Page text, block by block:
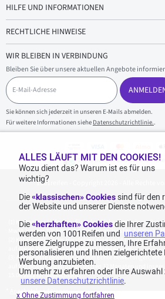
HILFE UND INFORMATIONEN
RECHTLICHE HINWEISE
WIR BLEIBEN IN VERBINDUNG
Bleiben Sie über unsere aktuellen Angebote
E
-
M
a
i
l
Sie können sich jederzeit in unseren E-Mails abmelden.
Für weitere Informationen siehe Datenschutzrichtlinie..
100 % sicherer Einkauf und
1001reifen - Copyright 2026 - Alle Rechte
Kostenlose Lieferung: für jeden Einkauf mit einem
MwSt.) (unter 70€ betragen die Versandkosten 7,90€ inkl.
Katalogpreise des Herstellers sind nicht rabattierbar.
auf dieser Webseite angegebenen Preise wider.
Aggregierte Bewertungen von Echte Bewertungen,
auf 939 Bewertungen in den letzten 12 Monaten und
15.06.2022 für Deutschland.
Angebotskonditionen
ALLES LÄUFT MIT DEN COOKIES!
Wozu dient das? Warum ist es für uns
wichtig?
Die«klassischen» Cookiessind für den
der Website und unserer Dienste
Die«herzhaften» Cookies die Ihrer
werden von 1001Reifen und unseren
unsere Zielgruppe zu messen, Ihre
personalisieren und Ihnen zielgerichtete
Werbung anzubieten.
Um mehr zu erfahren oder Ihre Auswahl
unsere Datenschutzrichtlinie.
x Ohne Zustimmung fortfahren